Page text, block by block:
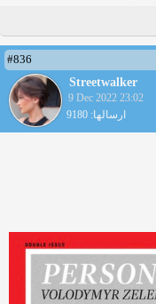
#836
Streetwalker
9 Dec 2022 23:02
ارسالها: 9180